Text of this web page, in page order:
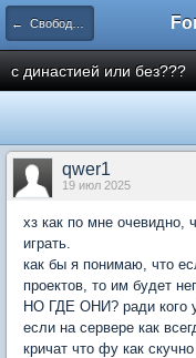
← Свободное общение / Free speak
с династией или без???
qwer1
19 июл 2025
хз как по мне очевидно,
играть.
как бы я понимаю, что
проектов, то им будет
НО ГДЕ ОНИ? ради кого
если на сервере как
кричат что фу как